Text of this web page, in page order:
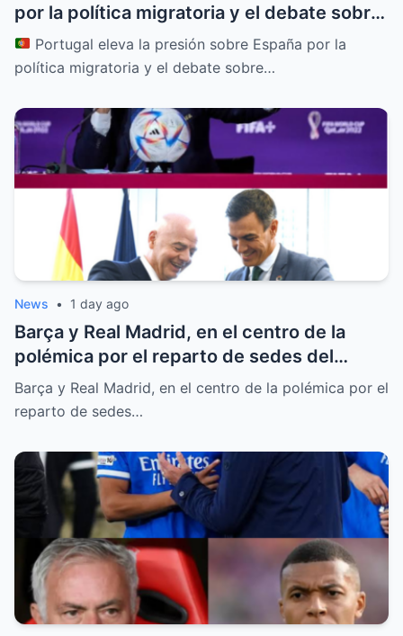
por la política migratoria y el debate sobre
el “efecto llamada”
Portugal eleva la presión sobre España por la
política migratoria y el debate sobre…
News • 1 day ago
Barça y Real Madrid, en el centro de la
polémica por el reparto de sedes del
Mundial 2030
Barça y Real Madrid, en el centro de la polémica por el
reparto de sedes…